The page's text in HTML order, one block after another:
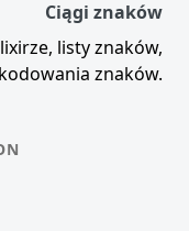
Ciągi znaków
listy znaków,
znaków.